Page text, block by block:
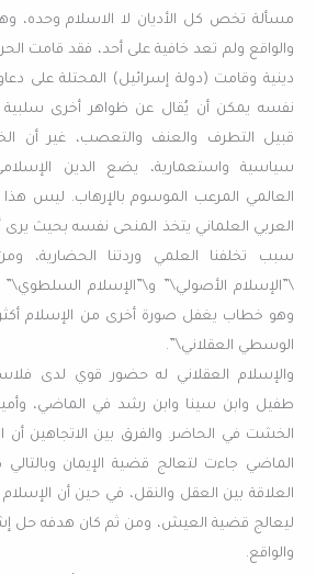
مسألة تخص كل الأديان لا الاسلام وحده،
والواقع ولم تعد خافية على أحد، فقد قامت
دينية وقامت (دولة إسرائيل) المحتلة على
نفسه يمكن أن يُقال عن ظواهر أخرى
قبيل التطرف والعنف والتعصب، غير أن
سياسية واستعمارية، يضع الدين
العالمي المرعب الموسوم بالإرهاب. ليس
العربي العلماني يتخذ المنحى نفسه بحيث يرى
سبب تخلفنا العلمي وردتنا الحضارية،
\”الإسلام الأصولي\” و\”الإسلام
وهو خطاب يغفل صورة أخرى من الإسلام أكثر
الوسطي العقلاني\”.
والإسلام العقلاني له حضور قوي لدى
طفيل وابن سينا وابن رشد في الماضي،
الخشت في الحاضر. والفرق بين الاتجاهين أن
الماضي جاءت لتعالج قضية الإيمان
العلاقة بين العقل والنقل، في حين أن
ليعالج قضية العيش، ومن ثم كان هدفه حل
والواقع.